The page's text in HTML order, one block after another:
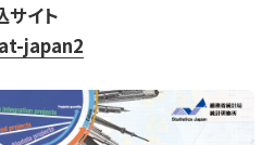
サイト
japan2